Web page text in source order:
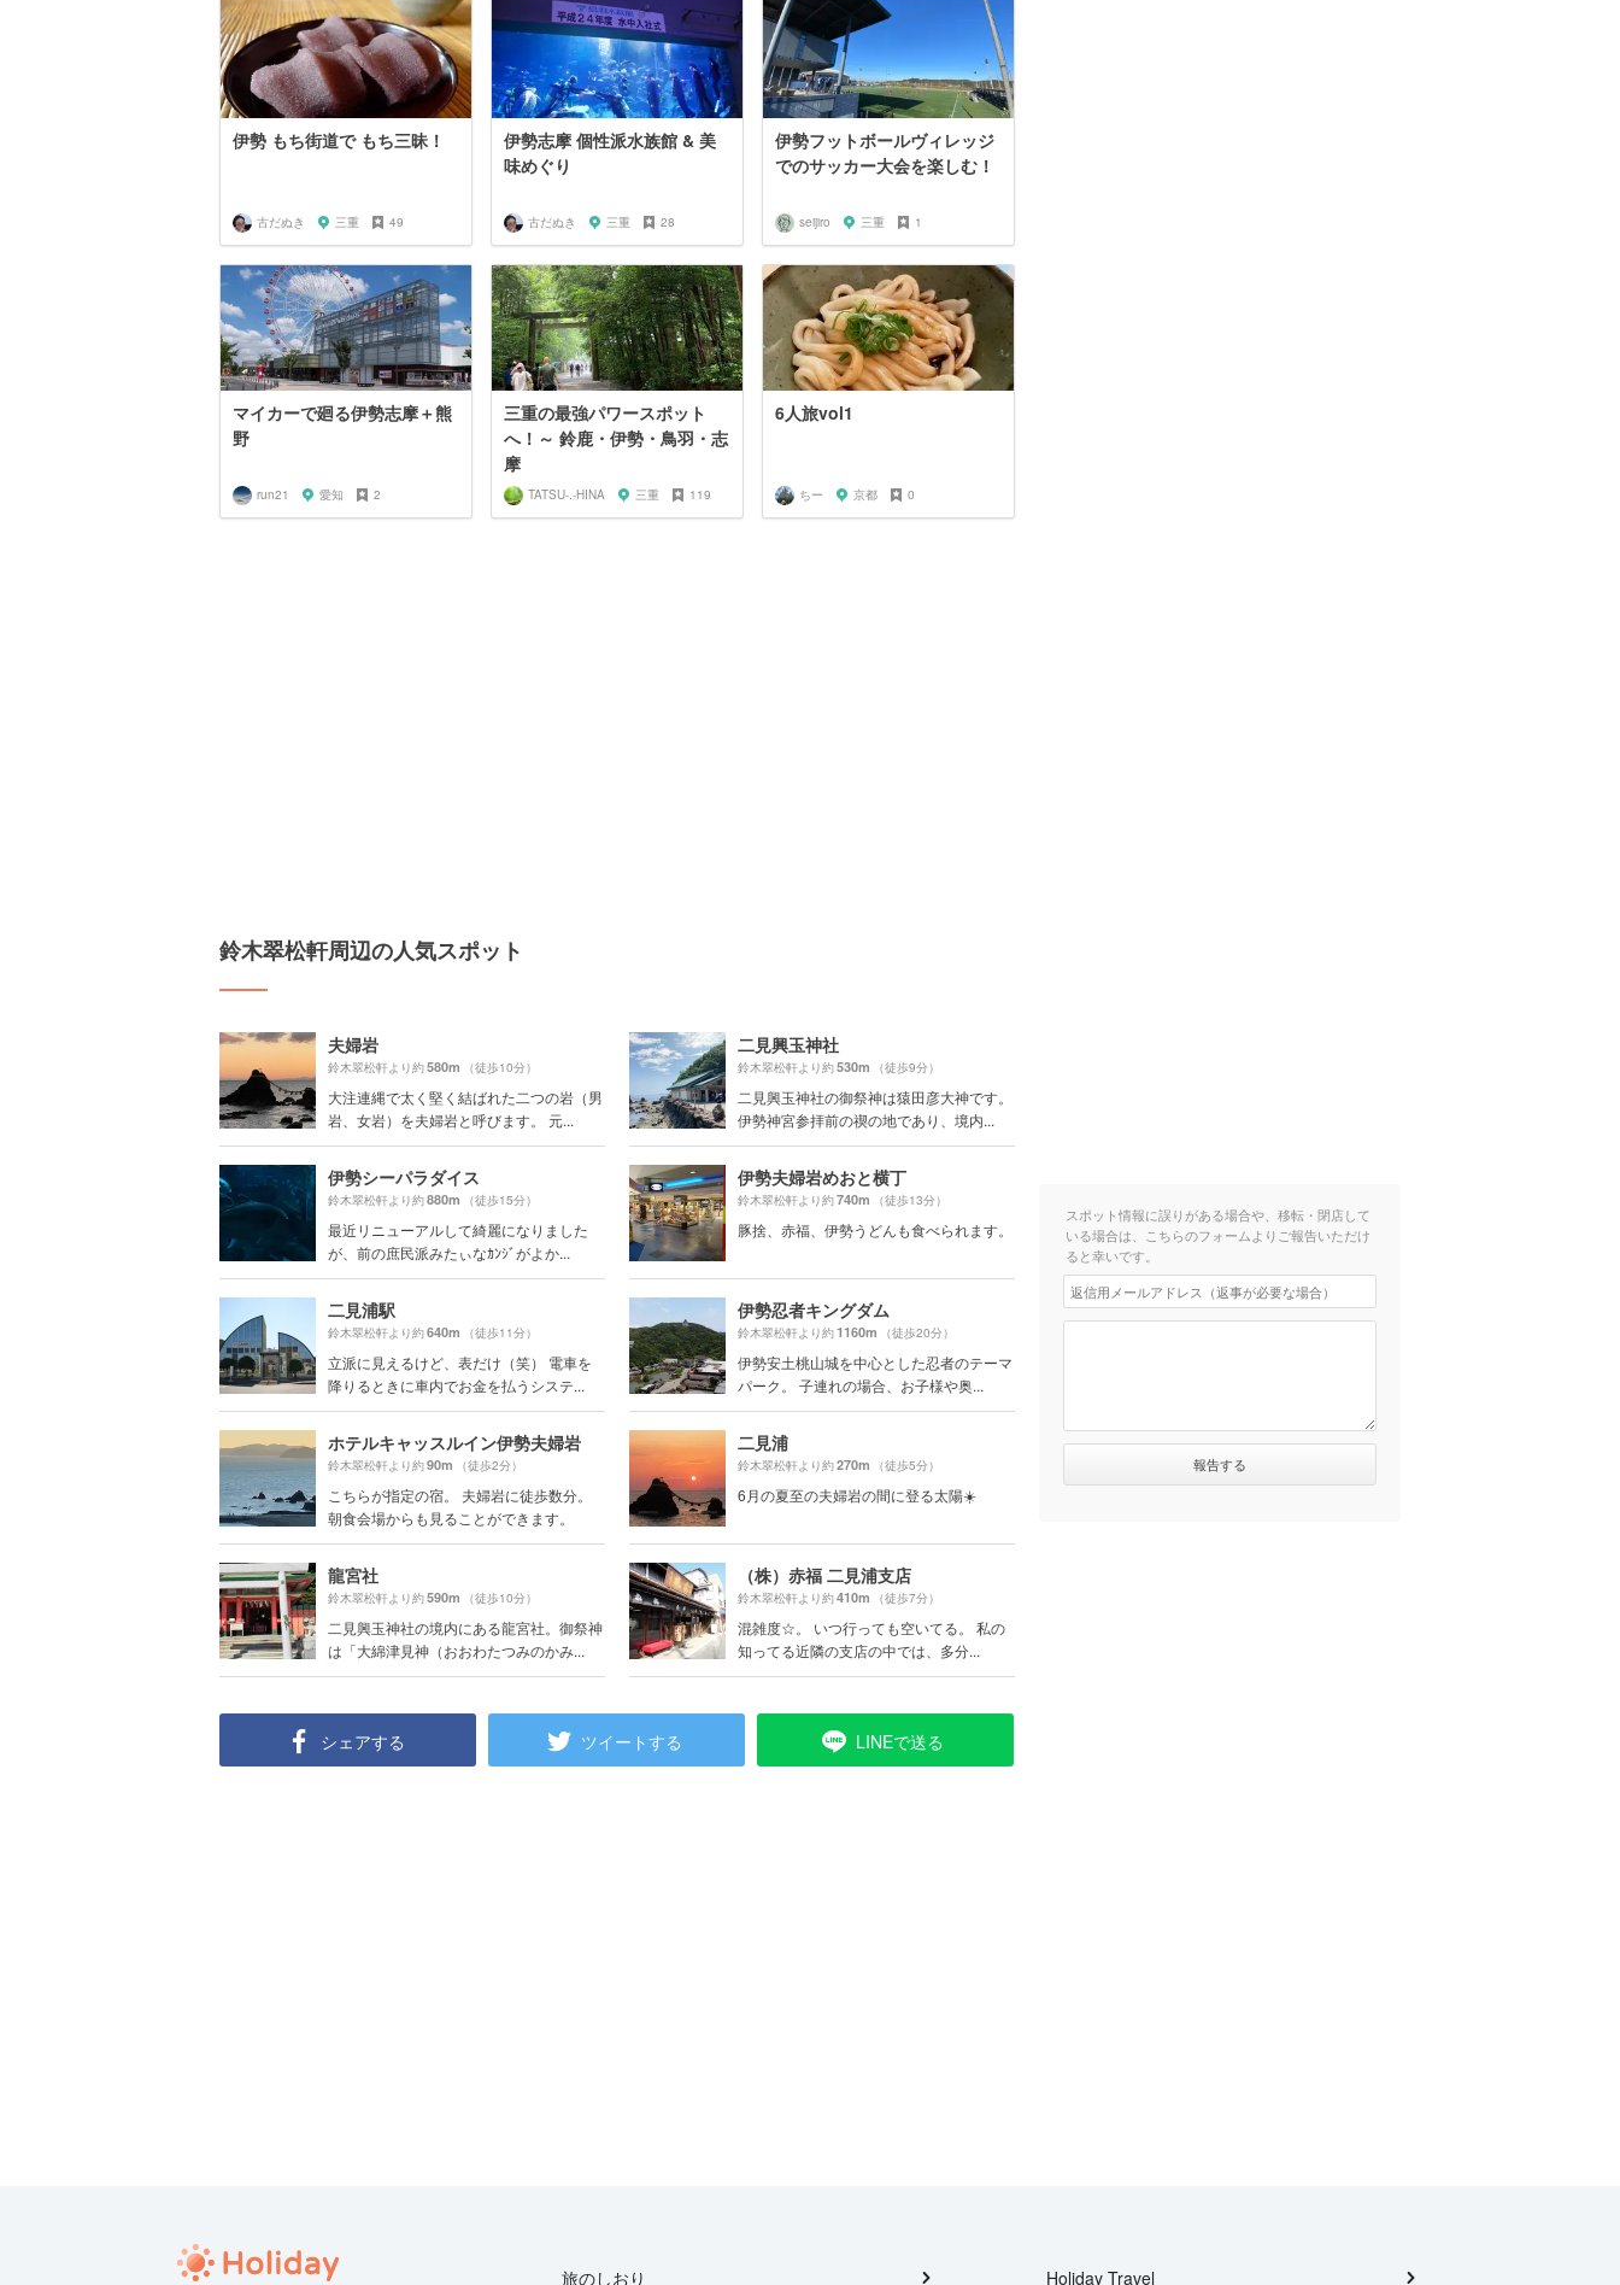
伊勢 もち街道で もち三昧！
古だぬき 三重 49
伊勢志摩 個性派水族館 & 美
味めぐり
古だぬき 三重 28
伊勢フットボールヴィレッジ
でのサッカー大会を楽しむ！
seijiro 三重 1
マイカーで廻る伊勢志摩＋熊
野
run21 愛知 2
三重の最強パワースポット
へ！～ 鈴鹿・伊勢・鳥羽・志
摩
TATSU-.-HINA 三重 119
6人旅vol1
ちー 京都 0
鈴木翠松軒周辺の人気スポット
夫婦岩
鈴木翠松軒より約580m （徒歩10分）
大注連縄で太く堅く結ばれた二つの岩（男
岩、女岩）を夫婦岩と呼びます。 元...
二見興玉神社
鈴木翠松軒より約530m （徒歩9分）
二見興玉神社の御祭神は猿田彦大神です。
伊勢神宮参拝前の禊の地であり、境内...
伊勢シーパラダイス
鈴木翠松軒より約880m （徒歩15分）
最近リニューアルして綺麗になりました
が、前の庶民派みたぃなｶﾝｼﾞがよか...
伊勢夫婦岩めおと横丁
鈴木翠松軒より約740m （徒歩13分）
豚捨、赤福、伊勢うどんも食べられます。
二見浦駅
鈴木翠松軒より約640m （徒歩11分）
立派に見えるけど、表だけ（笑） 電車を
降りるときに車内でお金を払うシステ...
伊勢忍者キングダム
鈴木翠松軒より約1160m （徒歩20分）
伊勢安土桃山城を中心とした忍者のテーマ
パーク。 子連れの場合、お子様や奥...
ホテルキャッスルイン伊勢夫婦岩
鈴木翠松軒より約90m （徒歩2分）
こちらが指定の宿。 夫婦岩に徒歩数分。
朝食会場からも見ることができます。
二見浦
鈴木翠松軒より約270m （徒歩5分）
6月の夏至の夫婦岩の間に登る太陽☀️
龍宮社
鈴木翠松軒より約590m （徒歩10分）
二見興玉神社の境内にある龍宮社。御祭神
は「大綿津見神（おおわたつみのかみ...
（株）赤福 二見浦支店
鈴木翠松軒より約410m （徒歩7分）
混雑度☆。 いつ行っても空いてる。 私の
知ってる近隣の支店の中では、多分...
シェアする ツイートする LINEで送る
スポット情報に誤りがある場合や、移転・閉店して
いる場合は、こちらのフォームよりご報告いただけ
ると幸いです。
旅のしおり Holiday Travel